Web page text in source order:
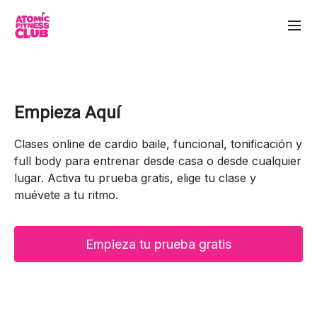
Empieza Aquí
Clases online de cardio baile, funcional, tonificación y
full body para entrenar desde casa o desde cualquier
lugar. Activa tu prueba gratis, elige tu clase y
muévete a tu ritmo.
Empieza tu prueba gratis